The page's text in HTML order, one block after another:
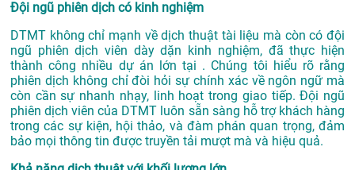
Đội ngũ phiên dịch có kinh nghiệm
DTMT không chỉ mạnh về dịch thuật tài liệu mà còn có đội
ngũ phiên dịch viên dày dặn kinh nghiệm, đã thực hiện
thành công nhiều dự án lớn tại . Chúng tôi hiểu rõ rằng
phiên dịch không chỉ đòi hỏi sự chính xác về ngôn ngữ mà
còn cần sự nhanh nhạy, linh hoạt trong giao tiếp. Đội ngũ
phiên dịch viên của DTMT luôn sẵn sàng hỗ trợ khách hàng
trong các sự kiện, hội thảo, và đàm phán quan trọng, đảm
bảo mọi thông tin được truyền tải mượt mà và hiệu quả.